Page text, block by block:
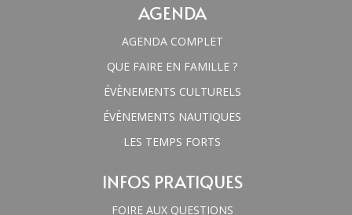
AGENDA
AGENDA COMPLET
QUE FAIRE EN FAMILLE ?
ÉVÈNEMENTS CULTURELS
ÉVÈNEMENTS NAUTIQUES
LES TEMPS FORTS
INFOS PRATIQUES
FOIRE AUX QUESTIONS